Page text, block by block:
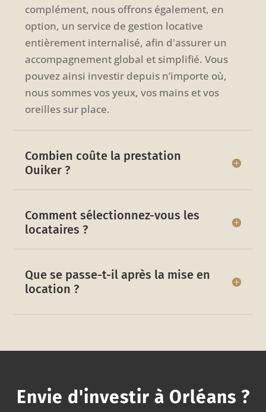
complément, nous offrons également, en
option, un service de gestion locative
entièrement internalisé, afin d'assurer un
accompagnement global et simplifié. Vous
pouvez ainsi investir depuis n’importe où,
nous sommes vos yeux, vos mains et vos
oreilles sur place.
Combien coûte la prestation
Ouiker ?
Comment sélectionnez-vous les
locataires ?
Que se passe-t-il après la mise en
location ?
Envie d'investir à Orléans ?